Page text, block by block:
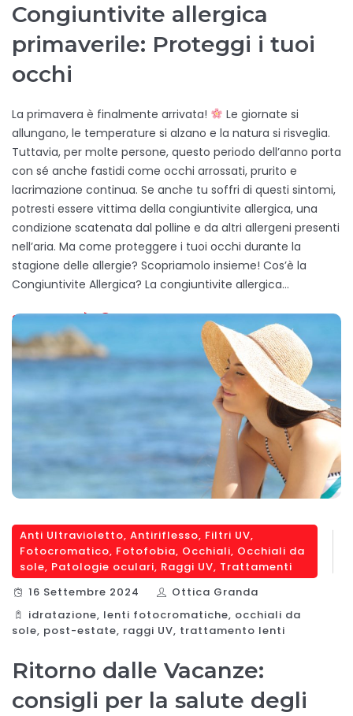
Congiuntivite allergica
primaverile: Proteggi i tuoi
occhi
La primavera è finalmente arrivata!
Le giornate si
allungano, le temperature si alzano e la natura si risveglia.
Tuttavia, per molte persone, questo periodo dell’anno porta
con sé anche fastidi come occhi arrossati, prurito e
lacrimazione continua. Se anche tu soffri di questi sintomi,
potresti essere vittima della congiuntivite allergica, una
condizione scatenata dal polline e da altri allergeni presenti
nell’aria. Ma come proteggere i tuoi occhi durante la
stagione delle allergie? Scopriamolo insieme! Cos’è la
Congiuntivite Allergica? La congiuntivite allergica…
SCOPRI DI PIÙ
Anti Ultravioletto, Antiriflesso, Filtri UV,
Fotocromatico, Fotofobia, Occhiali, Occhiali da
sole, Patologie oculari, Raggi UV, Trattamenti
16 Settembre 2024
Ottica Granda
idratazione, lenti fotocromatiche, occhiali da
sole, post-estate, raggi UV, trattamento lenti
Ritorno dalle Vacanze:
consigli per la salute degli